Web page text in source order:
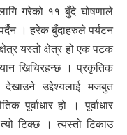
गरेको ११ बुँदे घोषणाले
। हरेक बुँदाहरुले पर्यटन
यस्तो क्षेत्र हो एक पटक
खिचिरहन्छ । प्रकृतिक
उद्देश्यलाई मजबुत
पूर्वाधार हो । पूर्वाधार
टिक्छ । त्यस्तो टिकाउ